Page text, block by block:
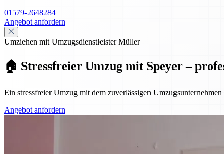
01579-2648284
Angebot anfordern
Umziehen mit Umzugsdienstleister Müller
🏠 Stressfreier Umzug mit Speyer –
Ein stressfreier Umzug mit dem zuverlässigen
Angebot anfordern